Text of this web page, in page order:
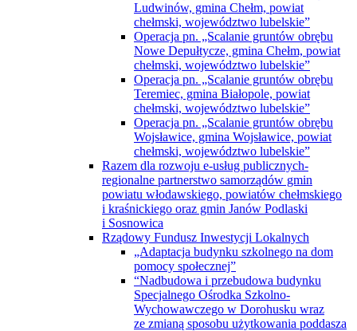
chełmski, województwo lubelskie”
Operacja pn. „Scalanie gruntów obrębu
Ludwinów, gmina Chełm, powiat
chełmski, województwo lubelskie”
Operacja pn. „Scalanie gruntów obrębu
Nowe Depułtycze, gmina Chełm, powiat
chełmski, województwo lubelskie”
Operacja pn. „Scalanie gruntów obrębu
Teremiec, gmina Białopole, powiat
chełmski, województwo lubelskie”
Operacja pn. „Scalanie gruntów obrębu
Wojsławice, gmina Wojsławice, powiat
chełmski, województwo lubelskie”
Razem dla rozwoju e-usług publicznych-
regionalne partnerstwo samorządów gmin
powiatu włodawskiego, powiatów chełmskiego
i kraśnickiego oraz gmin Janów Podlaski
i Sosnowica
Rządowy Fundusz Inwestycji Lokalnych
„Adaptacja budynku szkolnego na dom
pomocy społecznej”
“Nadbudowa i przebudowa budynku
Specjalnego Ośrodka Szkolno-